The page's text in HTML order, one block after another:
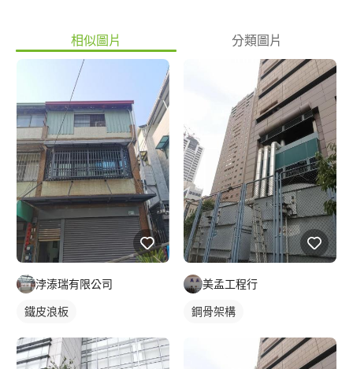
相似圖片 分類圖片
浡溙瑞有限公司
鐵皮浪板
美孟工程行
鋼骨架構